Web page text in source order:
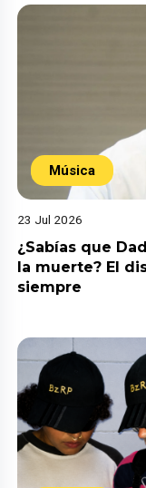
Música
23 Jul 2026
¿Sabías que
la muerte? El
siempre